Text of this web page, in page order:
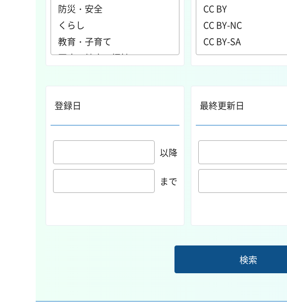
登録日
以降
まで
最終更新日